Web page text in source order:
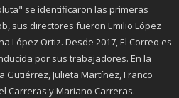
se identificaron las primeras
sus directores fueron Emilio López
López Ortiz. Desde 2017, El Correo es
por sus trabajadores. En la
Julieta Martínez, Franco
Carreras y Mariano Carreras.